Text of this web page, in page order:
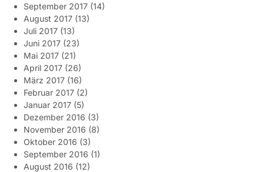
September 2017 (14)
August 2017 (13)
Juli 2017 (13)
Juni 2017 (23)
Mai 2017 (21)
April 2017 (26)
März 2017 (16)
Februar 2017 (2)
Januar 2017 (5)
Dezember 2016 (3)
November 2016 (8)
Oktober 2016 (3)
September 2016 (1)
August 2016 (12)